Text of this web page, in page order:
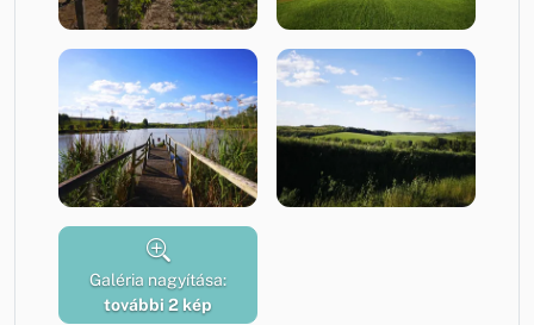
Galéria nagyítása:
további 2 kép